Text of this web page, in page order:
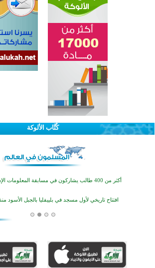
كُتَّاب الألوكة
القرآن والتربية في صدارة البرامج الصيفية للمسلمين في بينزا
اختتام الدورة التاسعة لمسابقة حفظ وتلاوة القرآن
أكثر من 100 شخص يتعرفون على الإسلام خلال يوم المسجد المفتوح في ميلفيل
اختتام منافسات قرآنية متميزة في بنغلاديش بمشاركة 3000 متسابق
منطقة ريبوفسي تحتفل بميلاد مسجد جديد في أجواء
القرآن والتربية في صدارة البرامج الصيفية للمسلمين في بينزا